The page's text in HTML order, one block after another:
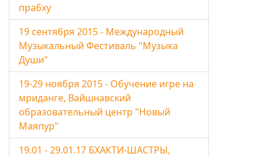
прабху
19 сентября 2015 - Международный
Музыкальный Фестиваль "Музыка
Души"
19-29 ноября 2015 - Обучение игре на
мриданге, Вайшнавский
образовательный центр "Новый
Маяпур"
19.01 - 29.01.17 БХАКТИ-ШАСТРЫ,